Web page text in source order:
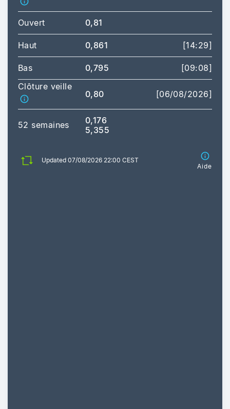
Ouvert 0,81
Haut 0,861 [14:29]
Bas 0,795
[09:08]
Clôture veille
0,80 [06/08/2026]
52 semaines
0,176
5,355
Updated 07/08/2026 22:00 CEST
Aide